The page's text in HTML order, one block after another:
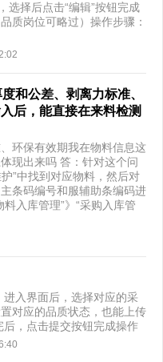
选择后点击“编辑”按钮完成
质岗位可略过）操作步骤：
和公差、剥离力标准、
后，能直接在来料检测
环保有效期我在物料信息这
现出来吗 答：针对这个问
”中找到对应物料，然后对
条码编号和服辅助条编码进
入库管理”》“采购入库管
入界面后，选择对应的采
对应的品质状态，也能上传
，点击提交按钮完成操作